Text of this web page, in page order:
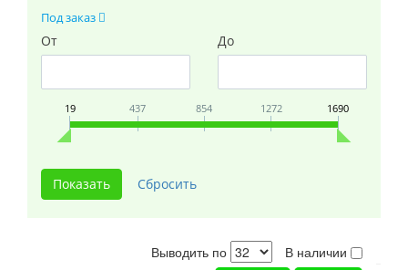
Под заказ
От До
19 437 854 1272 1690
Выводить по
В наличии